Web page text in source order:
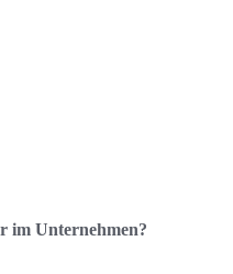
im Unternehmen?